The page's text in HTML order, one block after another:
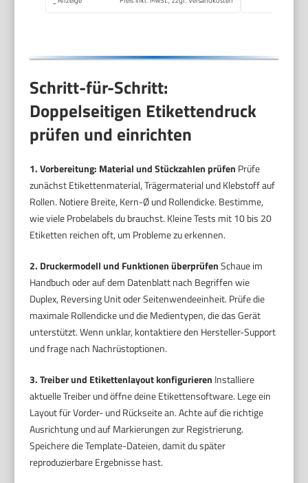
Schritt-für-Schritt:
Doppelseitigen Etikettendruck
prüfen und einrichten
1. Vorbereitung: Material und Stückzahlen prüfen Prüfe
zunächst Etikettenmaterial, Trägermaterial und Klebstoff auf
Rollen. Notiere Breite, Kern-Ø und Rollendicke. Bestimme,
wie viele Probelabels du brauchst. Kleine Tests mit 10 bis 20
Etiketten reichen oft, um Probleme zu erkennen.
2. Druckermodell und Funktionen überprüfenSchaue im
Handbuch oder auf dem Datenblatt nach Begriffen wie
Duplex, Reversing Unit oder Seitenwendeeinheit. Prüfe die
maximale Rollendicke und die Medientypen, die das Gerät
unterstützt. Wenn unklar, kontaktiere den Hersteller-Support
und frage nach Nachrüstoptionen.
3. Treiber und Etikettenlayout konfigurieren Installiere
aktuelle Treiber und öffne deine Etikettensoftware. Lege ein
Layout für Vorder- und Rückseite an. Achte auf die richtige
Ausrichtung und auf Markierungen zur Registrierung.
Speichere die Template-Dateien, damit du später
reproduzierbare Ergebnisse hast.